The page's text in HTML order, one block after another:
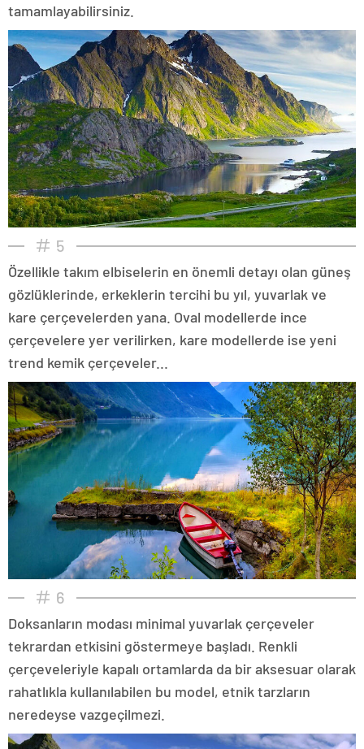
tamamlayabilirsiniz.
5
Özellikle takım elbiselerin en önemli detayı olan güneş
gözlüklerinde, erkeklerin tercihi bu yıl, yuvarlak ve
kare çerçevelerden yana. Oval modellerde ince
çerçevelere yer verilirken, kare modellerde ise yeni
trend kemik çerçeveler...
6
Doksanların modası minimal yuvarlak çerçeveler
tekrardan etkisini göstermeye başladı. Renkli
çerçeveleriyle kapalı ortamlarda da bir aksesuar olarak
rahatlıkla kullanılabilen bu model, etnik tarzların
neredeyse vazgeçilmezi.